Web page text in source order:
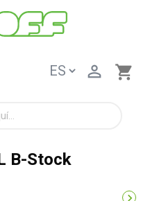
shopping_cart

B-Stock